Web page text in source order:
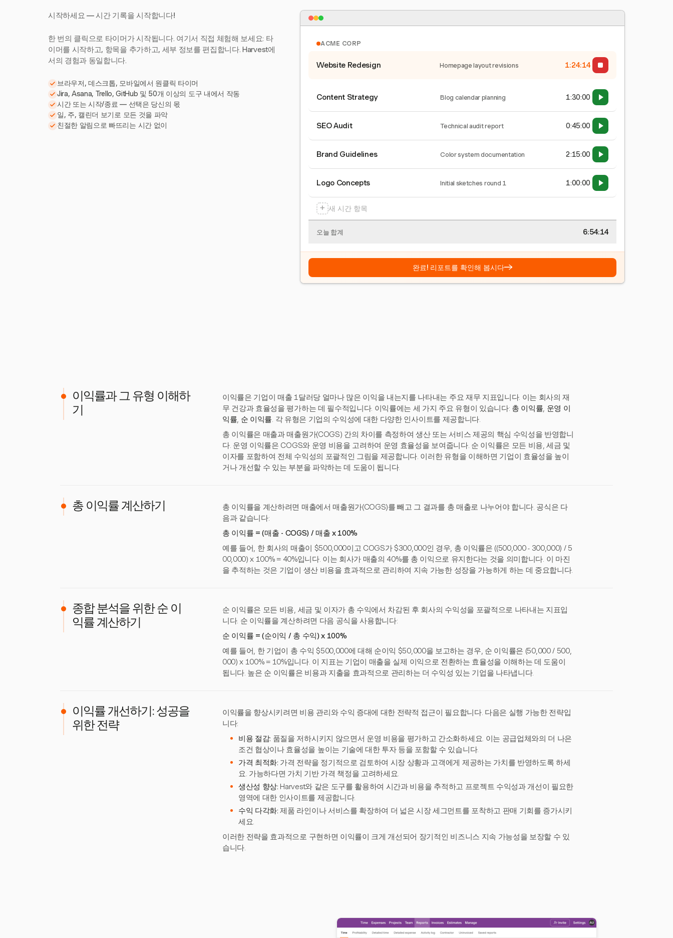
시작하세요 — 시간 기록을 시작합니다!
한 번의 클릭으로 타이머가 시작됩니다. 여기서 직접 체험해 보세요: 타
이머를 시작하고, 항목을 추가하고, 세부 정보를 편집합니다. Harvest에
서의 경험과 동일합니다.
브라우저, 데스크톱, 모바일에서 원클릭 타이머
Jira, Asana, Trello, GitHub 및 50개 이상의 도구 내에서 작동
시간 또는 시작/종료 — 선택은 당신의 몫
일, 주, 캘린더 보기로 모든 것을 파악
친절한 알림으로 빠뜨리는 시간 없이
ACME CORP
Website Redesign Homepage layout revisions 1:24:15
Content Strategy Blog calendar planning 1:30:00
SEO Audit Technical audit report 0:45:00
Brand Guidelines Color system documentation 2:15:00
Logo Concepts Initial sketches round 1 1:00:00
+ 새 시간 항목
오늘 합계 6:54:15
완료! 리포트를 확인해 봅시다→
이익률과 그 유형 이해하
기
이익률은 기업이 매출 1달러당 얼마나 많은 이익을 내는지를 나타내는 주요 재무 지표입니다. 이는 회사의 재
무 건강과 효율성을 평가하는 데 필수적입니다. 이익률에는 세 가지 주요 유형이 있습니다: 총 이익률, 운영 이
익률, 순 이익률. 각 유형은 기업의 수익성에 대한 다양한 인사이트를 제공합니다.
총 이익률은 매출과 매출원가(COGS) 간의 차이를 측정하여 생산 또는 서비스 제공의 핵심 수익성을 반영합니
다. 운영 이익률은 COGS와 운영 비용을 고려하여 운영 효율성을 보여줍니다. 순 이익률은 모든 비용, 세금 및
이자를 포함하여 전체 수익성의 포괄적인 그림을 제공합니다. 이러한 유형을 이해하면 기업이 효율성을 높이
거나 개선할 수 있는 부분을 파악하는 데 도움이 됩니다.
총 이익률 계산하기
총 이익률을 계산하려면 매출에서 매출원가(COGS)를 빼고 그 결과를 총 매출로 나누어야 합니다. 공식은 다
음과 같습니다:
총 이익률 = (매출 - COGS) / 매출 x 100%
예를 들어, 한 회사의 매출이 $500,000이고 COGS가 $300,000인 경우, 총 이익률은 ((500,000 - 300,000) / 5
00,000) x 100% = 40%입니다. 이는 회사가 매출의 40%를 총 이익으로 유지한다는 것을 의미합니다. 이 마진
을 추적하는 것은 기업이 생산 비용을 효과적으로 관리하여 지속 가능한 성장을 가능하게 하는 데 중요합니다.
종합 분석을 위한 순 이
익률 계산하기
순 이익률은 모든 비용, 세금 및 이자가 총 수익에서 차감된 후 회사의 수익성을 포괄적으로 나타내는 지표입
니다. 순 이익률을 계산하려면 다음 공식을 사용합니다:
순 이익률 = (순이익 / 총 수익) x 100%
예를 들어, 한 기업이 총 수익 $500,000에 대해 순이익 $50,000을 보고하는 경우, 순 이익률은 (50,000 / 500,
000) x 100% = 10%입니다. 이 지표는 기업이 매출을 실제 이익으로 전환하는 효율성을 이해하는 데 도움이
됩니다. 높은 순 이익률은 비용과 지출을 효과적으로 관리하는 더 수익성 있는 기업을 나타냅니다.
이익률 개선하기: 성공을
위한 전략
이익률을 향상시키려면 비용 관리와 수익 증대에 대한 전략적 접근이 필요합니다. 다음은 실행 가능한 전략입
니다:
비용 절감: 품질을 저하시키지 않으면서 운영 비용을 평가하고 간소화하세요. 이는 공급업체와의 더 나은
조건 협상이나 효율성을 높이는 기술에 대한 투자 등을 포함할 수 있습니다.
가격 최적화: 가격 전략을 정기적으로 검토하여 시장 상황과 고객에게 제공하는 가치를 반영하도록 하세
요. 가능하다면 가치 기반 가격 책정을 고려하세요.
생산성 향상: Harvest와 같은 도구를 활용하여 시간과 비용을 추적하고 프로젝트 수익성과 개선이 필요한
영역에 대한 인사이트를 제공합니다.
수익 다각화: 제품 라인이나 서비스를 확장하여 더 넓은 시장 세그먼트를 포착하고 판매 기회를 증가시키
세요.
이러한 전략을 효과적으로 구현하면 이익률이 크게 개선되어 장기적인 비즈니스 지속 가능성을 보장할 수 있
습니다.